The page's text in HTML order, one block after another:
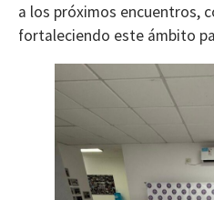
a los próximos encuentros,
fortaleciendo este ámbito